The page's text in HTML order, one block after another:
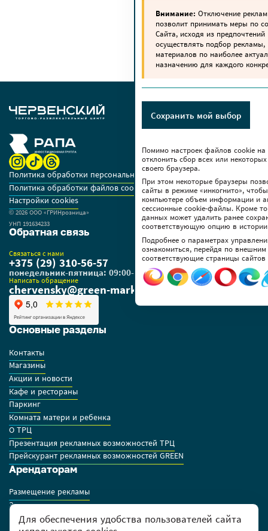
Политика обработки персональных данных
Политика обработки файлов cookie
Настройки cookies
© 2026 OOO «ГРИНрозница»
УНП 191634233
Основные разделы
Контакты
Магазины
Акции и новости
Кафе и рестораны
Паркинг
Комната матери и ребенка
О ТРЦ
Презентация рекламных возможностей ТРЦ
Прейскурант рекламных возможностей GREEN
Арендаторам
Размещение рекламы
Заявки на аренду
Правила работы арендаторов
Обратная связь
Связаться с нами
+375 (29) 310-56-57
понедельник-пятница: 09:00-18:00
Написать обращение
chervensky@green-market.by
Для обеспечения удобства пользователей сайта
Внимание: Отключение
позволит принимать меры по
Сайта, исходя из
осуществлять подбор
материалов по наиболее
назначению для каждого
Сохранить мой выбор
Помимо настроек файлов сookie
отклонить сбор всех или
своего браузера.
При этом некоторые браузеры
сайты в режиме «инкогнито»,
компьютере объем информации и
сессионные cookie-файлы. Кроме
данных может удалить ранее
соответствующую опцию в
Подробнее о параметрах
ознакомиться, перейдя по
соответствующие страницы